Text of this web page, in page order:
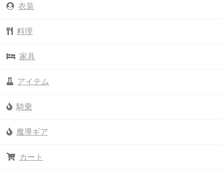
衣装
料理
家具
アイテム
騎乗
魔導ギア
カート